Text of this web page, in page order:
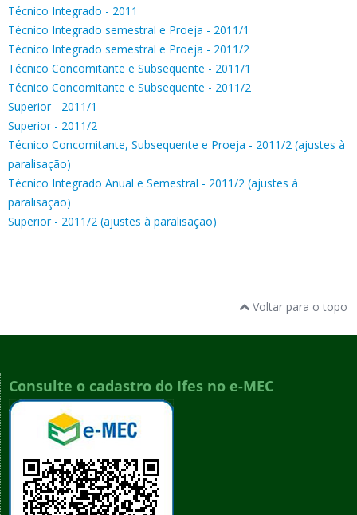
Técnico Integrado - 2011
Técnico Integrado semestral e Proeja - 2011/1
Técnico Integrado semestral e Proeja - 2011/2
Técnico Concomitante e Subsequente - 2011/1
Técnico Concomitante e Subsequente - 2011/2
Superior - 2011/1
Superior - 2011/2
Técnico Concomitante, Subsequente e Proeja - 2011/2 (ajustes à
paralisação)
Técnico Integrado Anual e Semestral - 2011/2 (ajustes à
paralisação)
Superior - 2011/2 (ajustes à paralisação)
Voltar para o topo
Consulte o cadastro do Ifes no e-MEC